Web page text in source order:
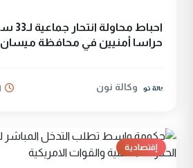
احباط
حراسا أمنيين في محافظة ميسان
وكالة نون
إقتصادية